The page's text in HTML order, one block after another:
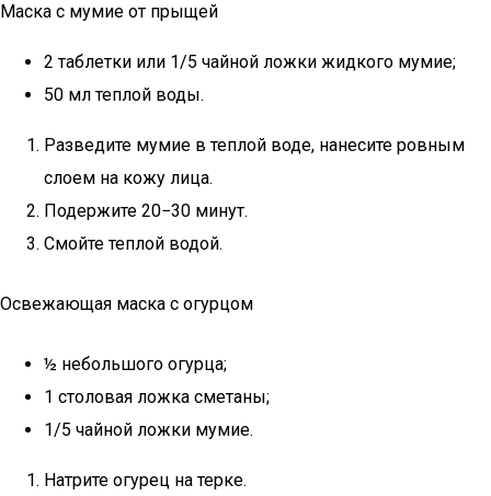
Маска с мумие от прыщей
2 таблетки или 1/5 чайной ложки жидкого мумие;
50 мл теплой воды.
Разведите мумие в теплой воде, нанесите ровным
слоем на кожу лица.
Подержите 20−30 минут.
Смойте теплой водой.
Освежающая маска с огурцом
½ небольшого огурца;
1 столовая ложка сметаны;
1/5 чайной ложки мумие.
Натрите огурец на терке.